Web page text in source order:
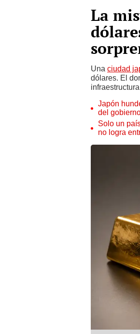
La
Una ciudad
dólares. El
Japón
del
Solo un
no logra